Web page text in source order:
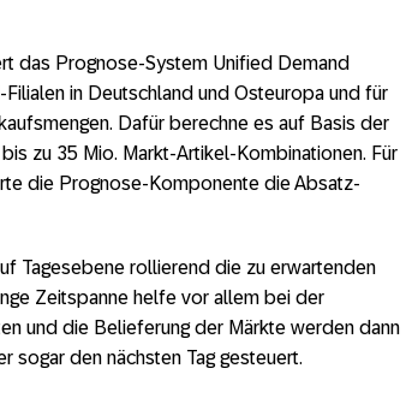
das Prognose-System Unified Demand
in Deutschland und Osteuropa und für
Dafür berechne es auf Basis der
zu 35 Mio. Markt-Artikel-Kombinationen. Für
die Prognose-Komponente die Absatz-
Tagesebene rollierend die zu erwartenden
Zeitspanne helfe vor allem bei der
und die Belieferung der Märkte werden dann
sogar den nächsten Tag gesteuert.